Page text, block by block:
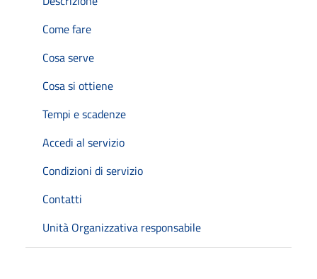
Come fare
Cosa serve
Cosa si ottiene
Tempi e scadenze
Accedi al servizio
Condizioni di servizio
Contatti
Unità Organizzativa responsabile